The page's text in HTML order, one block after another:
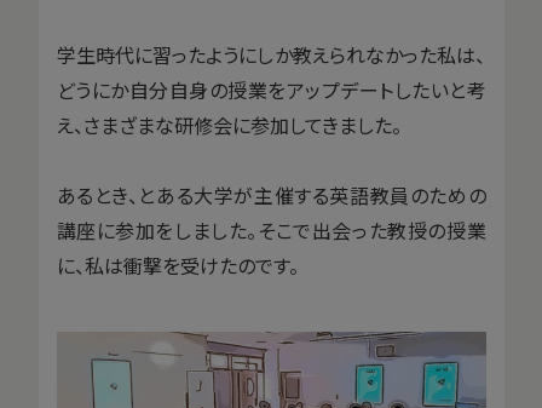
学生時代に習ったようにしか教えられなかった私は、
どうにか自分自身の授業をアップデートしたいと考
え、さまざまな研修会に参加してきました。
あるとき、とある大学が主催する英語教員のための
講座に参加をしました。そこで出会った教授の授業
に、私は衝撃を受けたのです。